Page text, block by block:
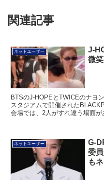
関連記事
ネットユーザー
J-
微
BTSのJ-HOPEとTWICEのナヨ
スタジアムで開催された
会場では、2人がすれ違う場面が
ネットユーザー
G-
委
も